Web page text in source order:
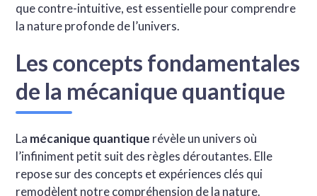
que contre-intuitive, est essentielle pour comprendre
la nature profonde de l’univers.
Les concepts fondamentales
de la mécanique quantique
La mécanique quantique révèle un univers où
l’infiniment petit suit des règles déroutantes. Elle
repose sur des concepts et expériences clés qui
remodèlent notre compréhension de la nature.